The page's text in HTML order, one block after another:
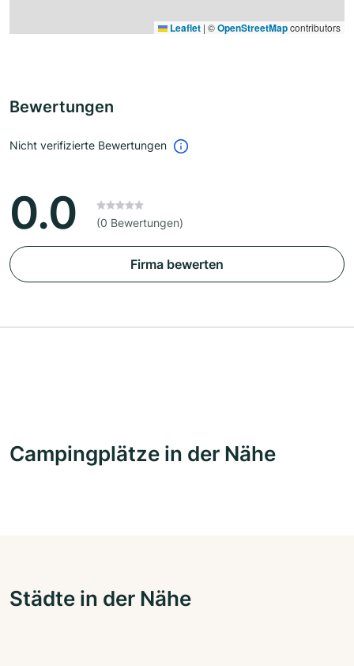
Leaflet | ©OpenStreetMapcontributors
Bewertungen
Nicht verifizierte Bewertungen
0.0 (0 Bewertungen)
Firma bewerten
Campingplätze in der Nähe
Städte in der Nähe